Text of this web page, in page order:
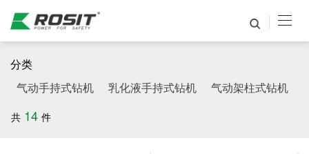
分类
气动手持式钻机
乳化液手持式钻机 气动架柱式钻机
共 14 件